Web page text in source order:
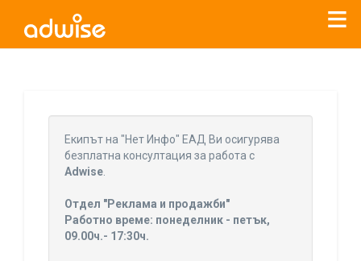
Уважаеми рекламодатели, с настоящото съобщение
бихме искали да Ви уведомим, че „Нет Инфо“ ЕАД (
прекратява услугата Adwiseсчитано от
г
Eкипът на "Нет Инфо" ЕАД Ви осигурява
безплатна консултация за работа с
Adwise.
Отдел "Реклама и продажби"
Работно време: понеделник - петък,
09.00ч.- 17:30ч.